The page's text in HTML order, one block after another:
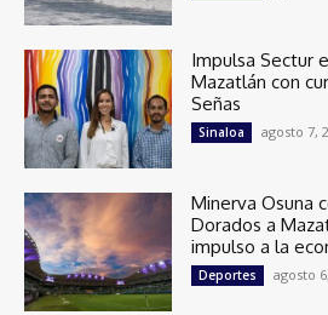
Impulsa Sectur
Mazatlán con
Señas
Sinaloa agosto 7,
Minerva Osuna
Dorados a
impulso a la
Deportes agosto